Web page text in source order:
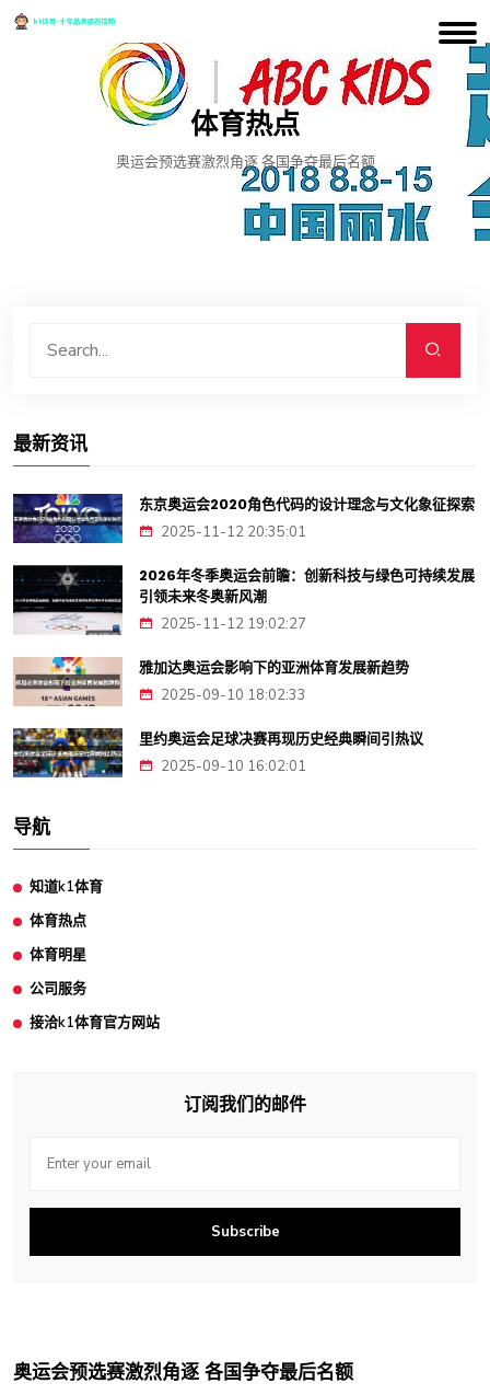
体育热点
奥运会预选赛激烈角逐 各国争夺最后名额
最新资讯
东京奥运会2020角色代码的设计理念与文化象征探索
2025-11-12 20:35:01
2026年冬季奥运会前瞻：创新科技与绿色可持续发展
引领未来冬奥新风潮
2025-11-12 19:02:27
雅加达奥运会影响下的亚洲体育发展新趋势
2025-09-10 18:02:33
里约奥运会足球决赛再现历史经典瞬间引热议
2025-09-10 16:02:01
导航
知道k1体育
体育热点
体育明星
公司服务
接洽k1体育官方网站
订阅我们的邮件
Subscribe
奥运会预选赛激烈角逐 各国争夺最后名额